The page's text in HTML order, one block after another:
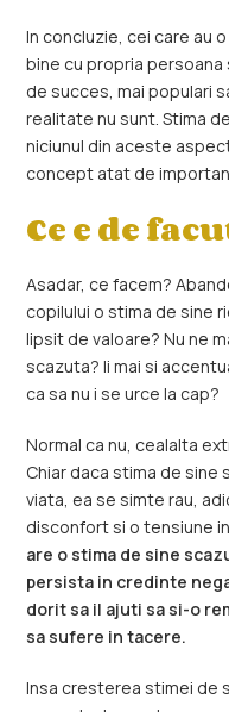
In concluzie, cei care au
bine cu propria persoana
de succes, mai populari
realitate nu sunt. Stima
niciunul din aceste
concept atat de
Ce e de
Asadar, ce facem?
copilului o stima de sine
lipsit de valoare? Nu ne
scazuta? Ii mai si
ca sa nu i se urce la cap?
Normal ca nu, cealalta
Chiar daca stima de sine
viata, ea se simte rau,
disconfort si o tensiune
are o stima de sine
persista in credinte
dorit sa il ajuti sa si-o
sa sufere in tacere.
Insa cresterea stimei de